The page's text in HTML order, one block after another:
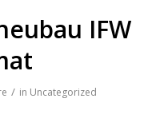
IFW
/ in Uncategorized